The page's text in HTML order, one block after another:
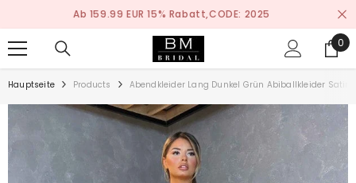
ZUM INHALT SPRINGENNach Maß Anfertigen Service
0
0
Hauptseite Products Abendkleider Lang Dunkel Grün Abiballkleider Satin